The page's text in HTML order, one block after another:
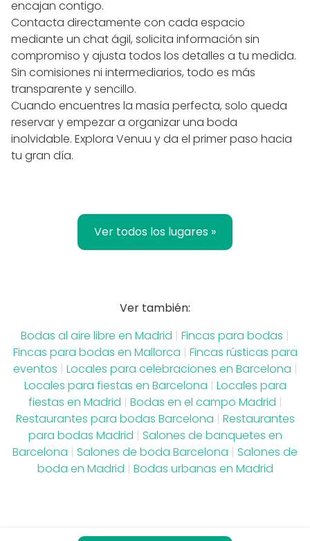
encajan contigo.
Contacta directamente con cada espacio
mediante un chat ágil, solicita información sin
compromiso y ajusta todos los detalles a tu medida.
Sin comisiones ni intermediarios, todo es más
transparente y sencillo.
Cuando encuentres la masía perfecta, solo queda
reservar y empezar a organizar una boda
inolvidable. Explora Venuu y da el primer paso hacia
tu gran día.
Ver todos los lugares »
Ver también:
Bodas al aire libre en Madrid | Fincas para bodas |
Fincas para bodas en Mallorca | Fincas rústicas para
eventos | Locales para celebraciones en Barcelona |
Locales para fiestas en Barcelona | Locales para
fiestas en Madrid | Bodas en el campo Madrid |
Restaurantes para bodas Barcelona | Restaurantes
para bodas Madrid | Salones de banquetes en
Barcelona | Salones de boda Barcelona | Salones de
boda en Madrid | Bodas urbanas en Madrid